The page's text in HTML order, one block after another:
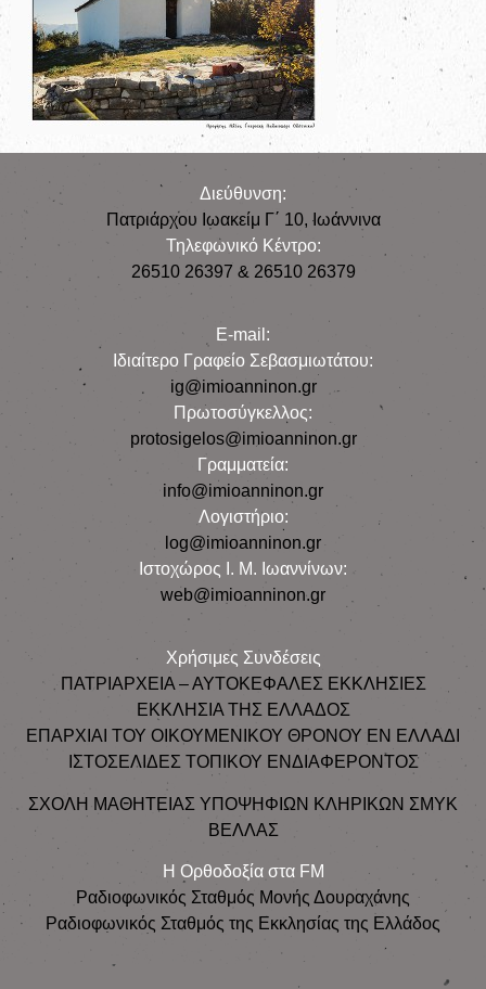
Διεύθυνση:
Πατριάρχου Ιωακείμ Γ΄ 10, Iωάννινα
Τηλεφωνικό Κέντρο:
26510 26397 & 26510 26379
E-mail:
Iδιαίτερο Γραφείο Σεβασμιωτάτου:
ig@imioanninon.gr
Πρωτοσύγκελλος:
protosigelos@imioanninon.gr
Γραμματεία:
info@imioanninon.gr
Λογιστήριο:
log@imioanninon.gr
Ιστοχώρος Ι. Μ. Ιωαννίνων:
web@imioanninon.gr
Χρήσιμες Συνδέσεις
ΠΑΤΡΙΑΡΧΕΙΑ – ΑΥΤΟΚΕΦΑΛΕΣ ΕΚΚΛΗΣΙΕΣ
ΕΚΚΛΗΣΙΑ ΤΗΣ ΕΛΛΑΔΟΣ
ΕΠΑΡΧΙΑΙ ΤΟΥ ΟΙΚΟΥΜΕΝΙΚΟΥ ΘΡΟΝΟΥ ΕΝ ΕΛΛΑΔΙ
ΙΣΤΟΣΕΛΙΔΕΣ ΤΟΠΙΚΟΥ ΕΝΔΙΑΦΕΡΟΝΤΟΣ
ΣΧΟΛΗ ΜΑΘΗΤΕΙΑΣ ΥΠΟΨΗΦΙΩΝ ΚΛΗΡΙΚΩΝ ΣΜΥΚ
ΒΕΛΛΑΣ
Η Ορθοδοξία στα FM
Ραδιοφωνικός Σταθμός Μονής Δουραχάνης
Ραδιοφωνικός Σταθμός της Εκκλησίας της Ελλάδος